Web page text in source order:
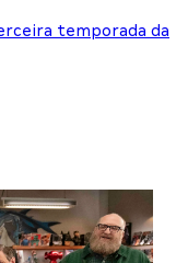
temporada da